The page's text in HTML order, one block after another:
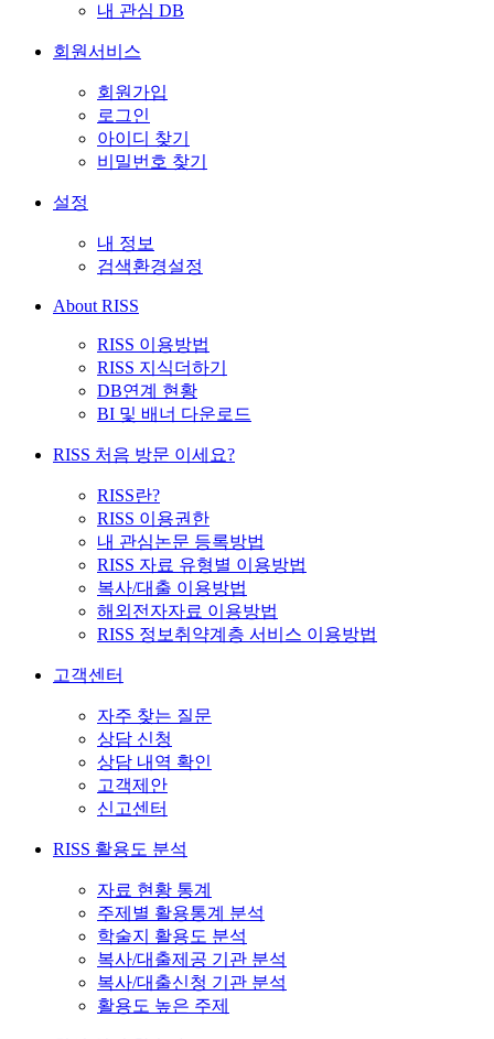
내 관심 DB
회원서비스
회원가입
로그인
아이디 찾기
비밀번호 찾기
설정
내 정보
검색환경설정
About RISS
RISS 이용방법
RISS 지식더하기
DB연계 현황
BI 및 배너 다운로드
RISS 처음 방문 이세요?
RISS란?
RISS 이용권한
내 관심논문 등록방법
RISS 자료 유형별 이용방법
복사/대출 이용방법
해외전자자료 이용방법
RISS 정보취약계층 서비스 이용방법
고객센터
자주 찾는 질문
상담 신청
상담 내역 확인
고객제안
신고센터
RISS 활용도 분석
자료 현황 통계
주제별 활용통계 분석
학술지 활용도 분석
복사/대출제공 기관 분석
복사/대출신청 기관 분석
활용도 높은 주제